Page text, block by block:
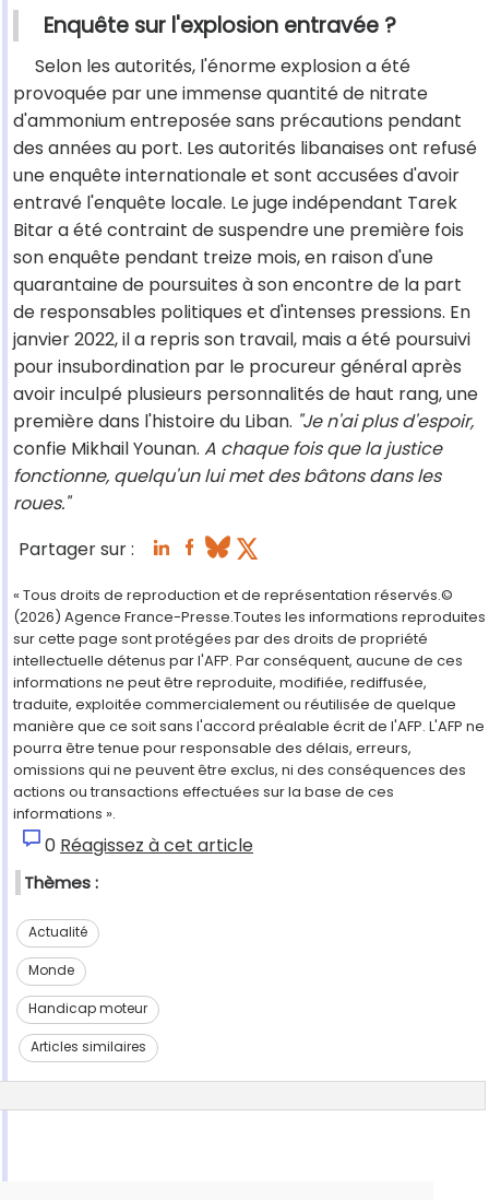
Enquête sur l'explosion entravée ?
Selon les autorités, l'énorme explosion a été
provoquée par une immense quantité de nitrate
d'ammonium entreposée sans précautions pendant
des années au port. Les autorités libanaises ont refusé
une enquête internationale et sont accusées d'avoir
entravé l'enquête locale. Le juge indépendant Tarek
Bitar a été contraint de suspendre une première fois
son enquête pendant treize mois, en raison d'une
quarantaine de poursuites à son encontre de la part
de responsables politiques et d'intenses pressions. En
janvier 2022, il a repris son travail, mais a été poursuivi
pour insubordination par le procureur général après
avoir inculpé plusieurs personnalités de haut rang, une
première dans l'histoire du Liban. "Je n'ai plus d'espoir,
confie Mikhail Younan. A chaque fois que la justice
fonctionne, quelqu'un lui met des bâtons dans les
roues."
Partager sur :
« Tous droits de reproduction et de représentation réservés.©
(2026) Agence France-Presse.Toutes les informations reproduites
sur cette page sont protégées par des droits de propriété
intellectuelle détenus par l'AFP. Par conséquent, aucune de ces
informations ne peut être reproduite, modifiée, rediffusée,
traduite, exploitée commercialement ou réutilisée de quelque
manière que ce soit sans l'accord préalable écrit de l'AFP. L'AFP ne
pourra être tenue pour responsable des délais, erreurs,
omissions qui ne peuvent être exclus, ni des conséquences des
actions ou transactions effectuées sur la base de ces
informations ».
0 Réagissez à cet article
Thèmes :
Actualité
Monde
Handicap moteur
Articles similaires